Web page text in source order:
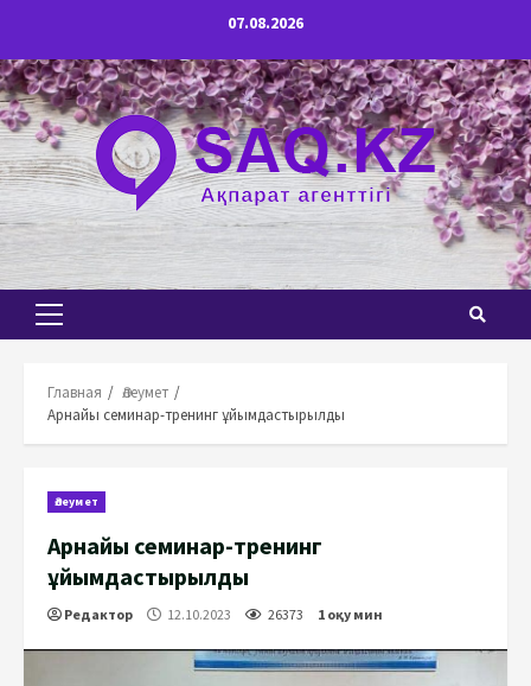
содержимому
07.08.2026
Основное
Главная
Әлеумет
Арнайы семинар-тренинг ұйымдастырылды
Әлеумет
Арнайы семинар-тренинг
ұйымдастырылды
Редактор 12.10.2023 26373 1 оқу мин